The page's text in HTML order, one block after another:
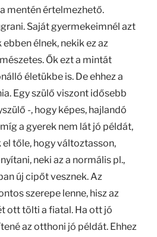
mentén értelmezhető.
Saját gyermekeimnél azt
élnek, nekik ez az
Ők ezt a mintát
életükbe is. De ehhez a
Egy szülő viszont idősebb
-, hogy képes, hajlandó
a gyerek nem lát jó példát,
tőle, hogy változtasson,
neki az a normális pl.,
új cipőt vesznek. Az
szerepe lenne, hisz az
ott tölti a fiatal. Ha ott jó
az otthoni jó példát. Ehhez